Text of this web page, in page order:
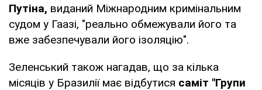
Путіна, виданий Міжнародним кримінальним
судом у Гаазі, "реально обмежували його та
вже забезпечували його ізоляцію".
Зеленський також нагадав, що за кілька
місяців у Бразилії має відбутися саміт "Групи